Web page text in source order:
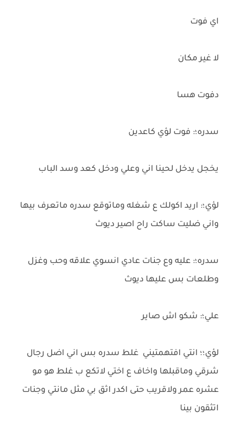
اي فوت
لا غير مكان
دفوت هسا
سدره؛: فوت لؤي كاعدين
يخجل يدخل لحينا اني وعلي ودخل كعد وسد الباب
لؤي؛: اريد اكولك ع شغله وماتوقع سدره ماتعرف بيها
واني ضليت ساكت راح اصير ديوث
سدره؛: عليه وع جنات عادي انسوي علاقه وحب وغزل
وطلعات بس عليها ديوث
علي؛: شكو اش صاير
لؤي؛؛ انتي افتهمتيني غلط سدره بس اني اضل رجال
شرقي وماقبلها واخاف ع اختي لاتكع ب غلط هو مو
عشره عمر ولاقريب حتى اكدر اثق بي مثل مانتي وجنات
اتثقون بينا